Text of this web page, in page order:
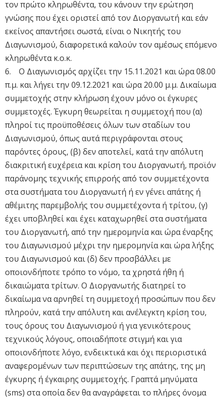
τον πρώτο κληρωθέντα, του κάνουν την ερώτηση
γνώσης που έχει οριστεί από τον Διοργανωτή και εάν
εκείνος απαντήσει σωστά, είναι ο Νικητής του
Διαγωνισμού, διαφορετικά καλούν τον αμέσως επόμενο
κληρωθέντα κ.ο.κ.
6. Ο Διαγωνισμός αρχίζει την 15.11.2021 και ώρα 08.00
π.μ. και λήγει την 09.12.2021 και ώρα 20.00 μ.μ. Δικαίωμα
συμμετοχής στην κλήρωση έχουν μόνο οι έγκυρες
συμμετοχές. Έγκυρη θεωρείται η συμμετοχή που (α)
πληροί τις προϋποθέσεις όλων των σταδίων του
Διαγωνισμού, όπως αυτά περιγράφονται στους
παρόντες όρους, (β) δεν αποτελεί, κατά την απόλυτη
διακριτική ευχέρεια και κρίση του Διοργανωτή, προϊόν
παράνομης τεχνικής επιρροής από τον συμμετέχοντα
στα συστήματα του Διοργανωτή ή εν γένει απάτης ή
αθέμιτης παρεμβολής του συμμετέχοντα ή τρίτου, (γ)
έχει υποβληθεί και έχει καταχωρηθεί στα συστήματα
του Διοργανωτή, από την ημερομηνία και ώρα έναρξης
του Διαγωνισμού μέχρι την ημερομηνία και ώρα λήξης
του Διαγωνισμού και (δ) δεν προσβάλλει με
οποιονδήποτε τρόπο το νόμο, τα χρηστά ήθη ή
δικαιώματα τρίτων. Ο Διοργανωτής διατηρεί το
δικαίωμα να αρνηθεί τη συμμετοχή προσώπων που δεν
πληρούν, κατά την απόλυτη και ανέλεγκτη κρίση του,
τους όρους του Διαγωνισμού ή για γενικότερους
τεχνικούς λόγους, οποιαδήποτε στιγμή και για
οποιονδήποτε λόγο, ενδεικτικά και όχι περιοριστικά
αναφερομένων των περιπτώσεων της απάτης, της μη
έγκυρης ή έγκαιρης συμμετοχής. Γραπτά μηνύματα
(sms) στα οποία δεν θα αναγράφεται το πλήρες όνομα